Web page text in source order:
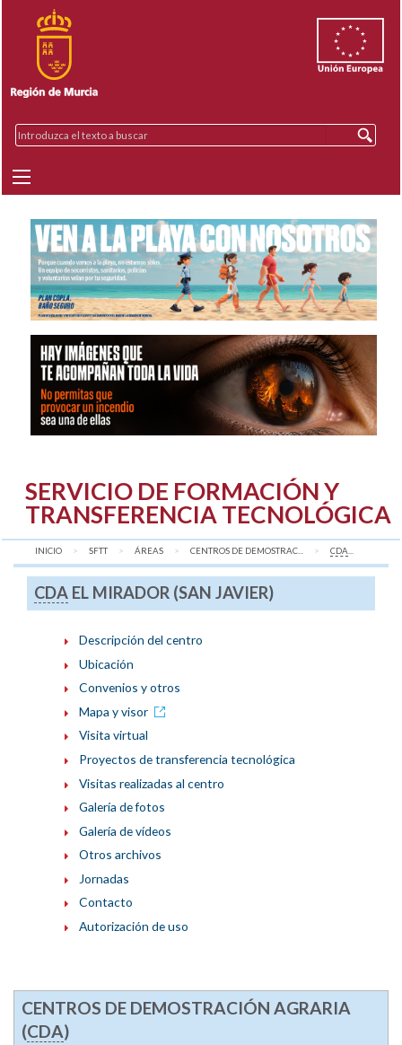
SERVICIO DE FORMACIÓN Y
TRANSFERENCIA TECNOLÓGICA
INICIO SFTT ÁREAS CENTROS DE DEMOSTRAC... AQUÍ:
CDA
CDAEL MIRADOR (SAN JAVIER)
Descripción del centro
Ubicación
Convenios y otros
Mapa y visor
Visita virtual
Proyectos de transferencia tecnológica
Visitas realizadas al centro
Galería de fotos
Galería de vídeos
Otros archivos
Jornadas
Contacto
Autorización de uso
CENTROS DE DEMOSTRACIÓN AGRARIA
(CDA)